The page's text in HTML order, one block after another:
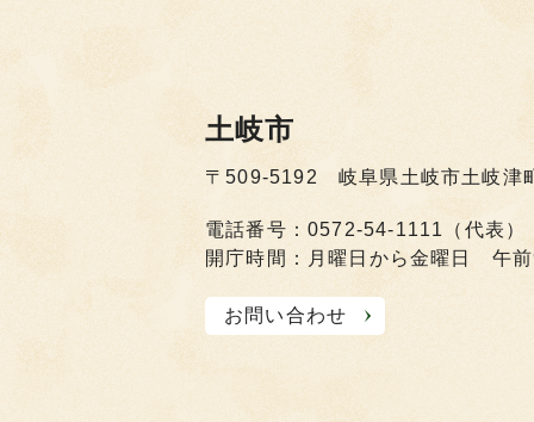
土岐市
〒509-5192 岐阜県土岐市土岐津
電話番号：0572-54-1111（代表）
開庁時間：月曜日から金曜日 午
お問い合わせ